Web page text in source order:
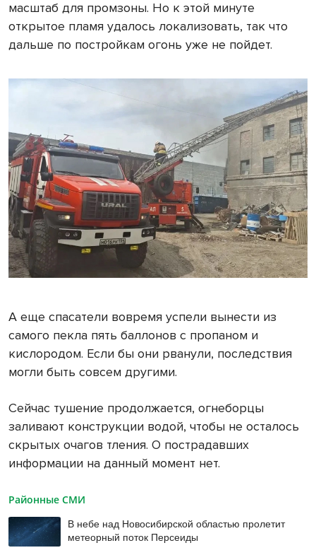
масштаб для промзоны. Но к этой минуте
открытое пламя удалось локализовать, так что
дальше по постройкам огонь уже не пойдет.
А еще спасатели вовремя успели вынести из
самого пекла пять баллонов с пропаном и
кислородом. Если бы они рванули, последствия
могли быть совсем другими.
Сейчас тушение продолжается, огнеборцы
заливают конструкции водой, чтобы не осталось
скрытых очагов тления. О пострадавших
информации на данный момент нет.
Районные СМИ
В небе над Новосибирской областью пролетит
метеорный поток Персеиды